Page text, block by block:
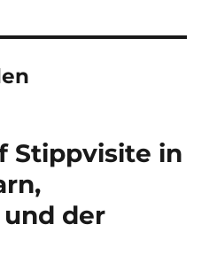
Stippvisite in
der